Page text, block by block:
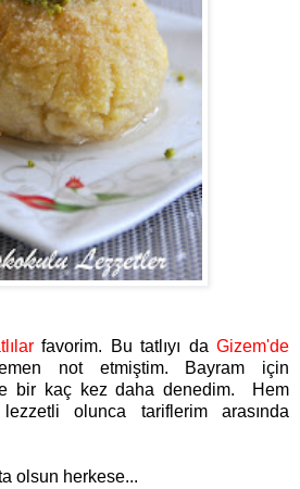
favorim. Bu tatlıyı da Gizem'de
not etmiştim. Bayram için
bir kaç kez daha denedim. Hem
olunca tariflerim arasında
olsun herkese...